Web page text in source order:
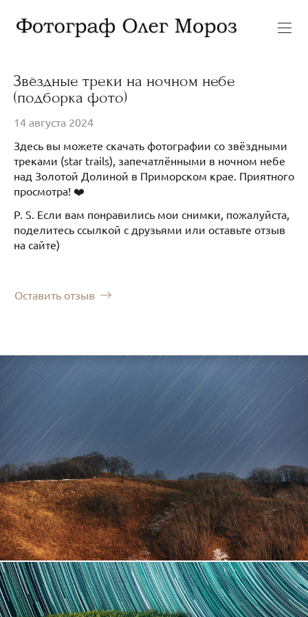
Звёздные треки на ночном небе
(подборка фото)
14 августа 2024
Здесь вы можете скачать фотографии со звёздными
треками (star trails), запечатлёнными в ночном небе
над Золотой Долиной в Приморском крае. Приятного
просмотра! ❤️
P. S. Если вам понравились мои снимки, пожалуйста,
поделитесь ссылкой с друзьями или оставьте отзыв
на сайте)
Оставить отзыв